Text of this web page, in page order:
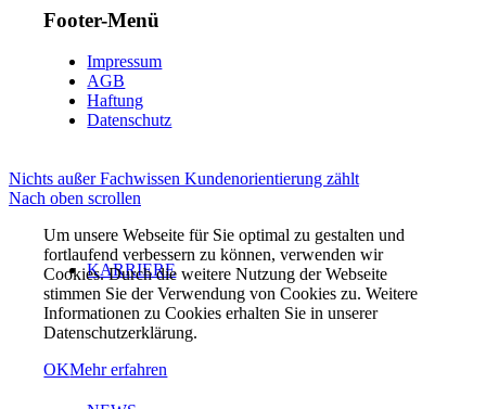
ÜBER UNS
KARRIERE
Footer-Menü
Impressum
AGB
Haftung
Datenschutz
Nichts außer Fachwissen Kundenorientierung zählt
Nach oben scrollen
Um unsere Webseite für Sie optimal zu gestalten und
fortlaufend verbessern zu können, verwenden wir
Cookies. Durch die weitere Nutzung der Webseite
stimmen Sie der Verwendung von Cookies zu. Weitere
Informationen zu Cookies erhalten Sie in unserer
Datenschutzerklärung.
OKMehr erfahren